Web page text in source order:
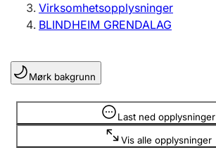
Enkeltpersonforetak
Registrere, endre, slette
Lag og forening
Registrere, endre, slette
Virksomhetsopplysninger
BLINDHEIM GRENDALAG
Mørk bakgrunn
Last ned opplysninger
Vis alle opplysninger
Opplysninger er skjult